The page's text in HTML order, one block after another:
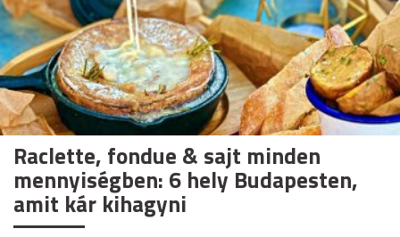
Raclette, fondue & sajt minden
mennyiségben: 6 hely Budapesten,
amit kár kihagyni